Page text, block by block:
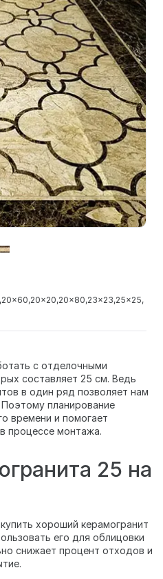
20x60 20x20 20x80 23x23 25x25
с отделочными
составляет 25 см. Ведь
в один ряд позволяет нам
планирование
времени и помогает
процессе монтажа.
25 на
хороший керамогранит
его для облицовки
снижает процент отходов и